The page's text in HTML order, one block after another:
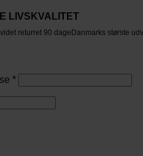
LIVSKVALITET
returret 90 dageDanmarks største
*